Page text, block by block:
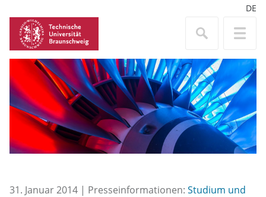
DE
31. Januar 2014 | Presseinformationen: Studium und